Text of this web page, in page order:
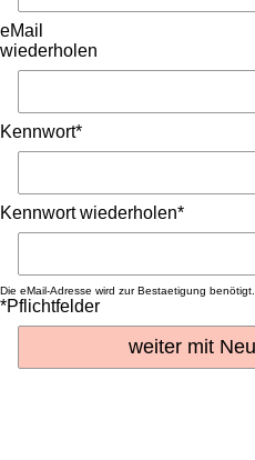
eMail
wiederholen
Kennwort*
Kennwort wiederholen*
Die eMail-Adresse wird zur Bestaetigung benötigt.
*Pflichtfelder